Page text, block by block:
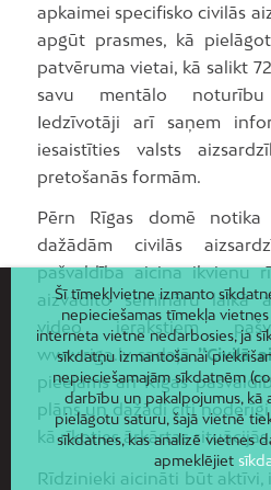
apkaimei specifisko civilās
apgūt prasmes, kā
patvēruma vietai, kā salikt
savu mentālo noturību
Iedzīvotāji arī saņem
iesaistīties valsts
pretošanās formām.
Pērn Rīgas domē
dažādām civilās
pašvaldība aicina ikvienu
aizvadīto semināru laikā
video ierakstiem
www.riga.lv sadaļā’’Civilā
pieejams arī Rīgas
plāns un dažādi citi
kā rīkoties ārkārtas situācijās.
Rīdzinieki aicināti būt aktīvi,
Šī tīmekļvietne izmanto
nepieciešamas tīmekļa
interneta vietne nedarbosies, ja
sīkdatņu izmantošanai
nepieciešamajām sīkdatnēm
darbību un pakalpojumus, kā
pielāgotu saturu, šajā vietnē
sīkdatnes, kas analizē vietnes
apmeklējiet